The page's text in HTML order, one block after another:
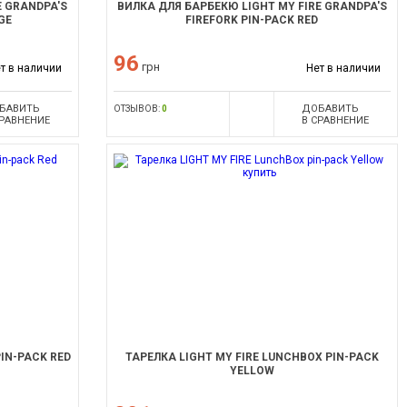
в наличии
ВИЛКА ДЛЯ БАРБЕКЮ LIGHT MY FIRE GRANDPA'S
FIREFORK PIN-PACK RED
96 грн Нет в наличии
ОТЗЫВОВ:0
ДОБАВИТЬ
В СРАВНЕНИЕ
PACK RED
ТАРЕЛКА LIGHT MY FIRE LUNCHBOX PIN-PACK
YELLOW